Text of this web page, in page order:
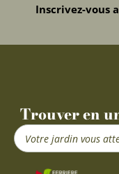
Inscrivez-vous
Trouver en
Search
...